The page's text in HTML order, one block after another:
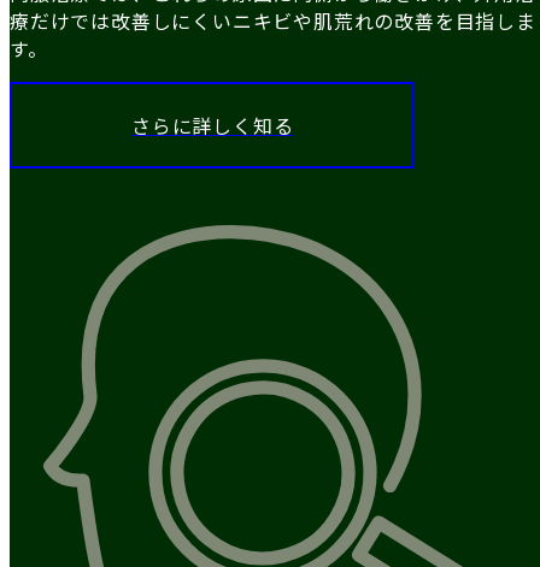
療だけでは改善しにくいニキビや肌荒れの改善を目指しま
す。
さらに詳しく知る